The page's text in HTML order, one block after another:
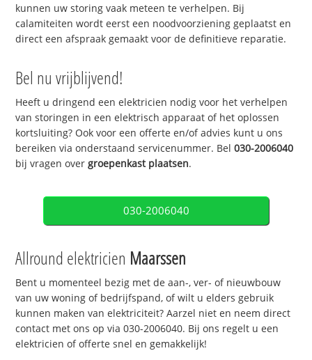
kunnen uw storing vaak meteen te verhelpen. Bij
calamiteiten wordt eerst een noodvoorziening geplaatst en
direct een afspraak gemaakt voor de definitieve reparatie.
Bel nu vrijblijvend!
Heeft u dringend een elektricien nodig voor het verhelpen
van storingen in een elektrisch apparaat of het oplossen
kortsluiting? Ook voor een offerte en/of advies kunt u ons
bereiken via onderstaand servicenummer. Bel030-2006040
bij vragen over groepenkast plaatsen.
030-2006040
Allround elektricien Maarssen
Bent u momenteel bezig met de aan-, ver- of nieuwbouw
van uw woning of bedrijfspand, of wilt u elders gebruik
kunnen maken van elektriciteit? Aarzel niet en neem direct
contact met ons op via 030-2006040. Bij ons regelt u een
elektricien of offerte snel en gemakkelijk!